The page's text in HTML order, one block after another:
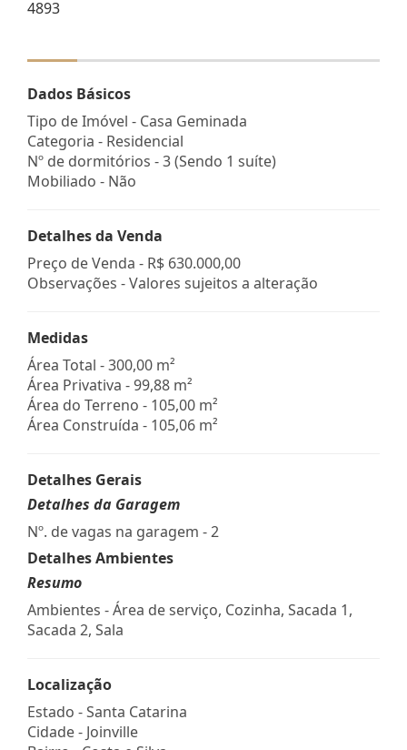
4893
Dados Básicos
Tipo de Imóvel - Casa Geminada
Categoria - Residencial
Nº de dormitórios - 3 (Sendo 1 suíte)
Mobiliado - Não
Detalhes da Venda
Preço de Venda - R$ 630.000,00
Observações - Valores sujeitos a alteração
Medidas
Área Total - 300,00 m²
Área Privativa - 99,88 m²
Área do Terreno - 105,00 m²
Área Construída - 105,06 m²
Detalhes Gerais
Detalhes da Garagem
Nº. de vagas na garagem - 2
Detalhes Ambientes
Resumo
Ambientes - Área de serviço, Cozinha, Sacada 1,
Sacada 2, Sala
Localização
Estado -Santa Catarina
Cidade - Joinville